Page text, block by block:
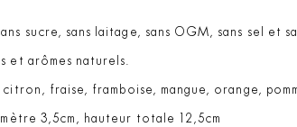
sucre, sans laitage, sans OGM, sans sel et
et arômes naturels.
citron, fraise, framboise, mangue, orange,
3,5cm, hauteur totale 12,5cm